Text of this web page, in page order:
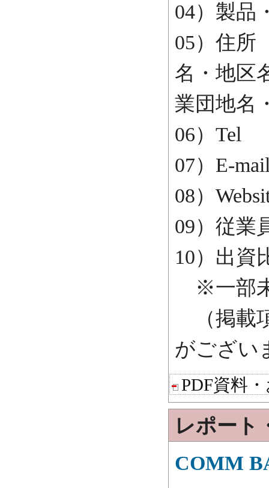
04）製品
05）住所
名・地区
業団地名
06）Tel
07）E-
08）
09）従業
10）出資
※一部
（掲載
がござい
PDF資料
レポート
COMM